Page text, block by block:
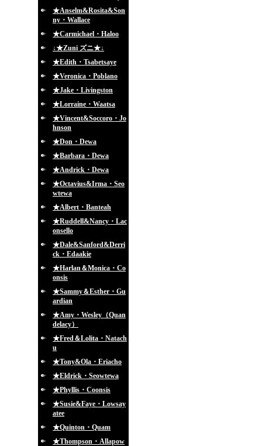
★Anselm&Rosita&Son
ny・Wallace
★Carmichael・Haloo
↓★Zuni ズニ★↓
★Edith・Tsabetsaye
★Veronica・Poblano
★Jake・Livingston
★Lorraine・Waatsa
★Vincent&Soccoro・Jo
hnson
★Don・Dewa
★Barbara・Dewa
★Andrick・Dewa
★Octavius&Irma・Seo
wtewa
★Albert・Banteah
★Ruddell&Nancy・Lac
onsello
★Dale&Sanford&Derri
ck・Edaakie
★Harlan＆Monica・Co
onsis
★Sammy＆Esther・Gu
ardian
★Amy・Wesley（Quan
delacy）
★Fred＆Lolita・Natach
u
★Tony&Ola・Eriacho
★Eldrick・Seowtewa
★Phyllis・Coonsis
★Susie&Faye・Lowsay
atee
★Quinton・Quam
★Thompson・Allapow